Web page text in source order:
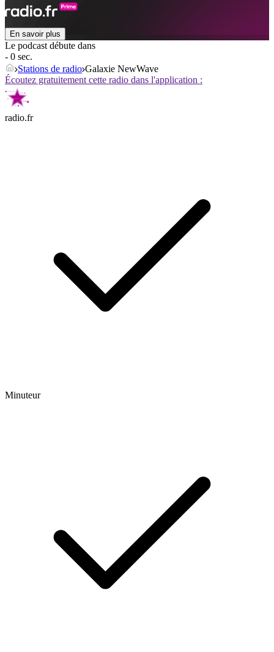
En savoir plus
Le podcast débute dans
- 0 sec.
Stations de radio Galaxie NewWave
Écoutez gratuitement cette radio dans l'application :
radio.fr
Minuteur